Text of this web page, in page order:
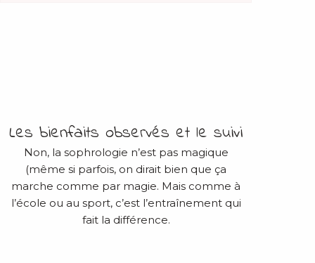
Les bienfaits observés et le suivi
Non, la sophrologie n’est pas magique
(même si parfois, on dirait bien que ça
marche comme par magie. Mais comme à
l’école ou au sport, c’est l’entraînement qui
fait la différence.